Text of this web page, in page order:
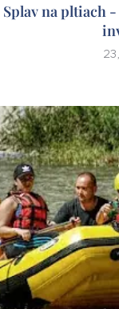
Splav na pltiach